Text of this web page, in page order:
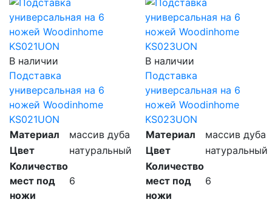
В наличии
Подставка
универсальная на 6
ножей Woodinhome
KS021UON
Материал
массив дуба
Цвет
натуральный
Количество
мест под
ножи
6
В наличии
Подставка
универсальная на 6
ножей Woodinhome
KS023UON
Материал
массив дуба
Цвет
натуральный
Количество
мест под
ножи
6